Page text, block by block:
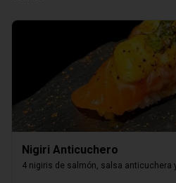
Nigiri Anticuchero
4 nigiris de salmón, salsa anticuchera